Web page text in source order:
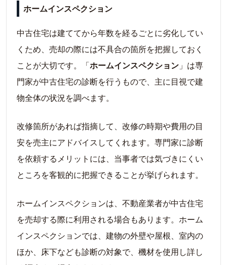
ホームインスペクション
中古住宅は建ててから年数を経るごとに劣化してい
くため、売却の際には不具合の箇所を把握しておく
ことが大切です。「ホームインスペクション 」は専
門家が中古住宅の診断を行うもので、主に目視で建
物全体の状況を調べます。
改修箇所があれば指摘して、改修の時期や費用の目
安を売主にアドバイスしてくれます。専門家に診断
を依頼するメリットには、当事者では気づきにくい
ところを客観的に把握できることが挙げられます。
ホームインスペクションは、不動産業者が中古住宅
を売却する際に利用される場合もあります。ホーム
インスペクションでは、建物の外壁や屋根、室内の
ほか、床下なども診断の対象で、機材を使用し詳し